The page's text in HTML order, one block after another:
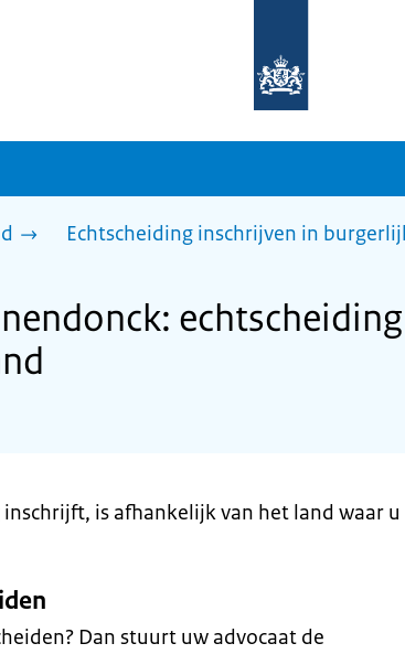
homepage
sdg.rijksoverheid.nl
Echtscheiding inschrijven in
is afhankelijk van het land waar u
Dan stuurt uw advocaat de